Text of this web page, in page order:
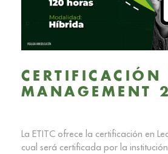
CERTIFICACIÓN
MANAGEMENT
La ETITC ofrece la certificación en
cual será certificada por la